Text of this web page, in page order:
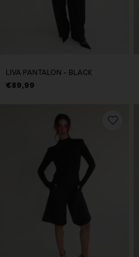
LIVA PANTALON - BLACK
€89,99